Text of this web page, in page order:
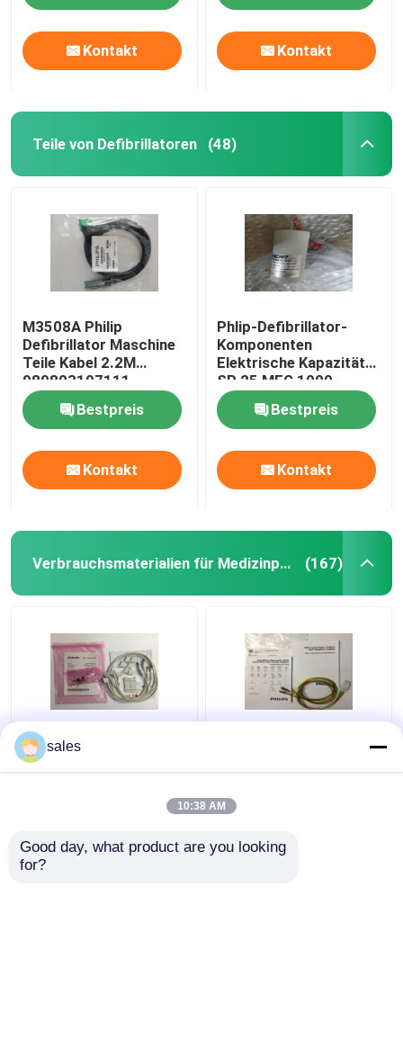
Kontakt Kontakt
Teile von Defibrillatoren (48)
M3508A Philip
Defibrillator Maschine
Teile Kabel 2.2M
989803197111
Bestpreis
Kontakt
Phlip-Defibrillator-
Komponenten
Elektrische Kapazität
SP 25 MEG 1000
453564222111-B
Bestpreis
Kontakt
Verbrauchsmaterialien für Medizinprodukte (167)
989803151761
Verbrauchsmaterialien
Geräte
sales
10:38 AM
Good day, what product are you looking
for?